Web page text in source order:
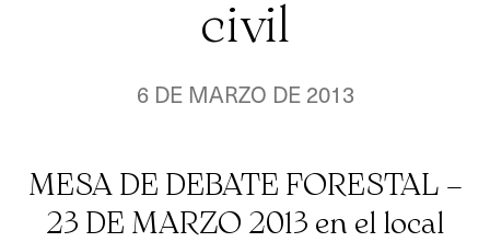
civil
6 DE MARZO DE 2013
MESA DE DEBATE FORESTAL –
23 DE MARZO 2013 en el local